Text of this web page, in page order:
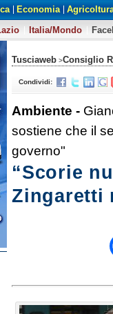
Economia
Italia/Mondo
Tusciaweb >Consiglio
Condividi:
Ambiente -
sostiene che il
governo"
“Scorie
Zingaretti